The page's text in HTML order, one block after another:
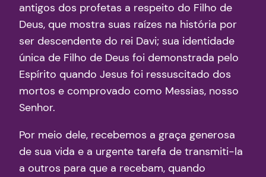
antigos dos profetas a respeito do Filho de
Deus, que mostra suas raízes na história por
ser descendente do rei Davi; sua identidade
única de Filho de Deus foi demonstrada pelo
Espírito quando Jesus foi ressuscitado dos
mortos e comprovado como Messias, nosso
Senhor.
Por meio dele, recebemos a graça generosa
de sua vida e a urgente tarefa de transmiti-la
a outros para que a recebam, quando